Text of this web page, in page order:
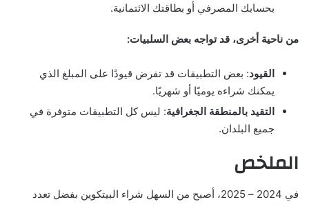
بحسابك المصرفي أو بطاقتك الائتمانية.
من ناحية أخرى، قد تواجه بعض السلبيات:
القيود: بعض التطبيقات قد تفرض قيودًا على المبلغ الذي
يمكنك شراءه يوميًا أو شهريًا.
التقيد بالمنطقة الجغرافية: ليس كل التطبيقات متوفرة في
جميع البلدان.
الملخص
في 2024 – 2025، أصبح من السهل شراء البيتكوين بفضل تعدد